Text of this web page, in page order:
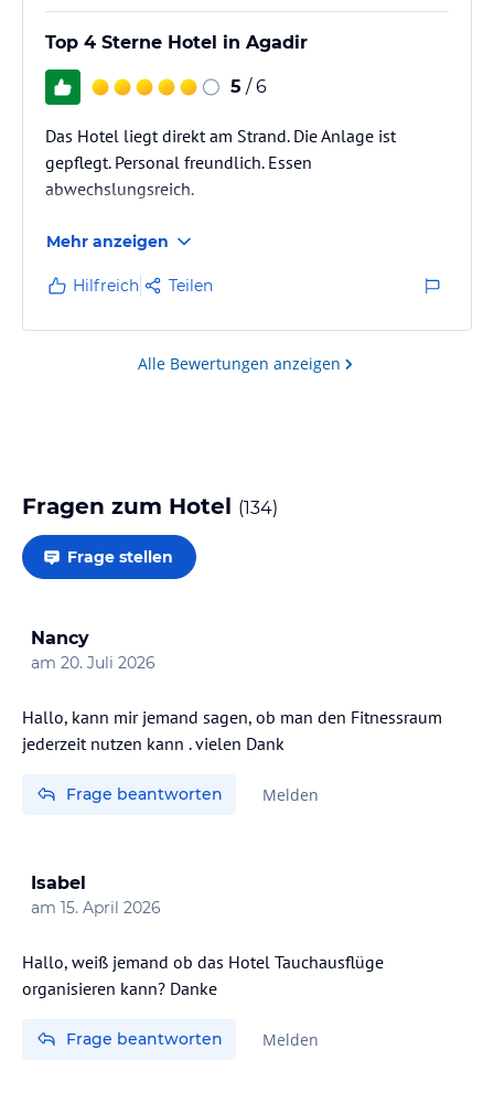
Top 4 Sterne Hotel in Agadir
5 / 6
Das Hotel liegt direkt am Strand. Die Anlage ist
gepflegt. Personal freundlich. Essen
abwechslungsreich.
Mehr anzeigen
Hilfreich Teilen
Alle Bewertungen anzeigen
Fragen zum Hotel (134)
Frage stellen
Nancy
am 20. Juli 2026
Hallo, kann mir jemand sagen, ob man den Fitnessraum
jederzeit nutzen kann . vielen Dank
Frage beantworten Melden
Isabel
am 15. April 2026
Hallo, weiß jemand ob das Hotel Tauchausflüge
organisieren kann? Danke
Frage beantworten Melden